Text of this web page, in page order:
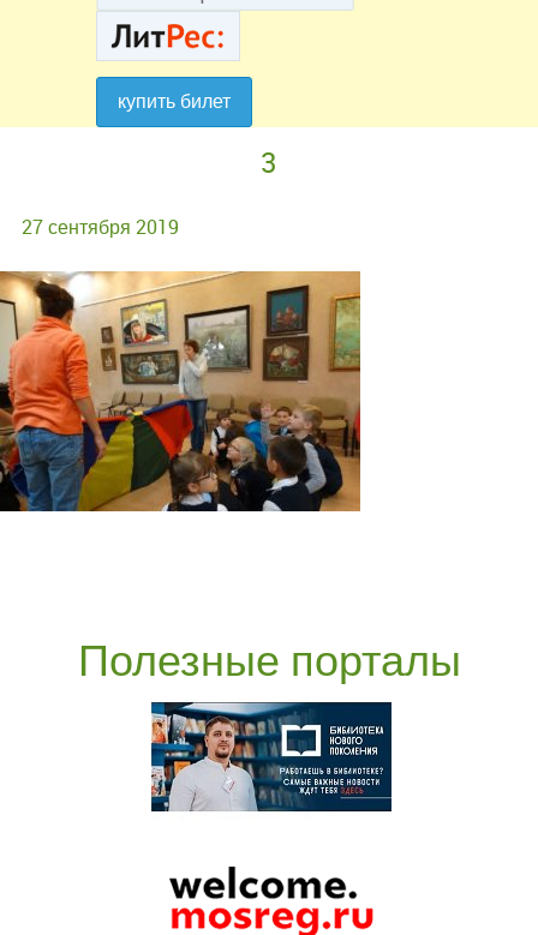
купить билет
купить билет
3
27 сентября 2019
Полезные порталы